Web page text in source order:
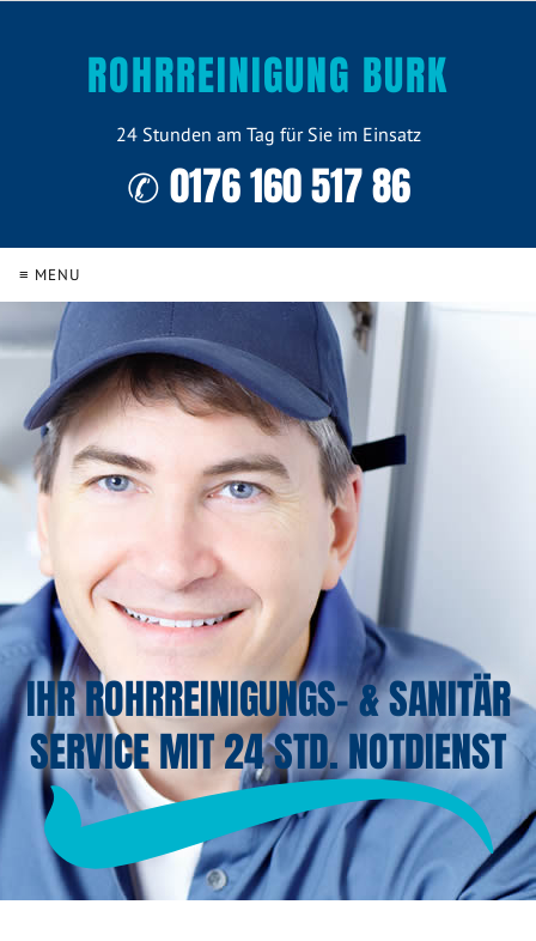
ROHRREINIGUNG BURK
24 Stunden am Tag für Sie im Einsatz
✆ 0176 160 517 86
≡ MENU
IHR ROHRREINIGUNGS- & SANITÄR
SERVICE MIT 24 STD. NOTDIENST